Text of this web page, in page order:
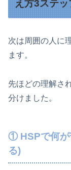
え方3ステッ
次は周囲の人に
ます。
先ほどの理解さ
分けました。
① HSPで何が
る)